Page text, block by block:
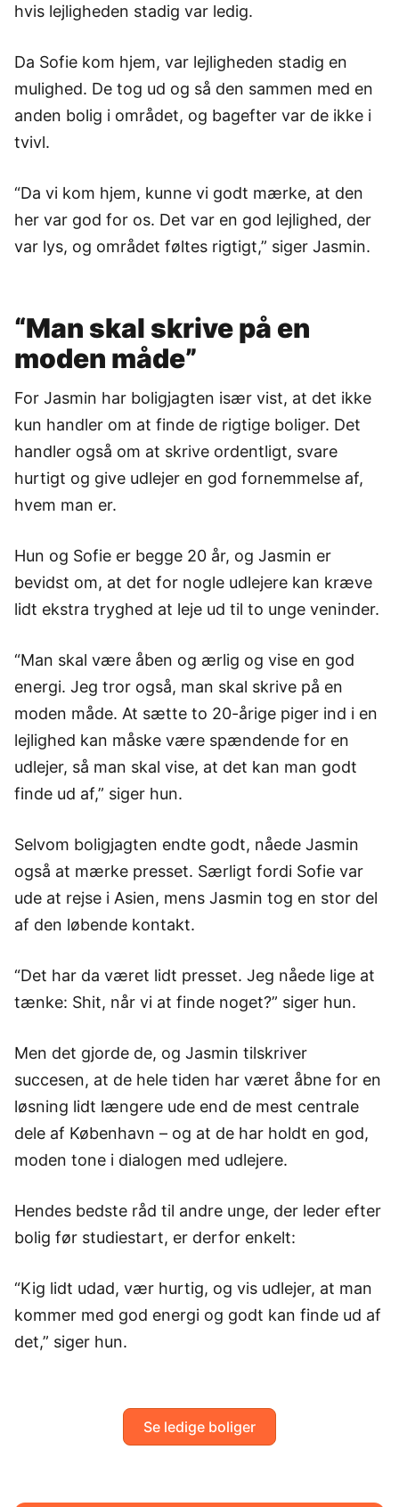
hvis lejligheden stadig var ledig.
Da Sofie kom hjem, var lejligheden stadig en
mulighed. De tog ud og så den sammen med en
anden bolig i området, og bagefter var de ikke i
tvivl.
“Da vi kom hjem, kunne vi godt mærke, at den
her var god for os. Det var en god lejlighed, der
var lys, og området føltes rigtigt,” siger Jasmin.
“Man skal skrive på en
moden måde”
For Jasmin har boligjagten især vist, at det ikke
kun handler om at finde de rigtige boliger. Det
handler også om at skrive ordentligt, svare
hurtigt og give udlejer en god fornemmelse af,
hvem man er.
Hun og Sofie er begge 20 år, og Jasmin er
bevidst om, at det for nogle udlejere kan kræve
lidt ekstra tryghed at leje ud til to unge veninder.
“Man skal være åben og ærlig og vise en god
energi. Jeg tror også, man skal skrive på en
moden måde. At sætte to 20-årige piger ind i en
lejlighed kan måske være spændende for en
udlejer, så man skal vise, at det kan man godt
finde ud af,” siger hun.
Selvom boligjagten endte godt, nåede Jasmin
også at mærke presset. Særligt fordi Sofie var
ude at rejse i Asien, mens Jasmin tog en stor del
af den løbende kontakt.
“Det har da været lidt presset. Jeg nåede lige at
tænke: Shit, når vi at finde noget?” siger hun.
Men det gjorde de, og Jasmin tilskriver
succesen, at de hele tiden har været åbne for en
løsning lidt længere ude end de mest centrale
dele af København – og at de har holdt en god,
moden tone i dialogen med udlejere.
Hendes bedste råd til andre unge, der leder efter
bolig før studiestart, er derfor enkelt:
“Kig lidt udad, vær hurtig, og vis udlejer, at man
kommer med god energi og godt kan finde ud af
det,” siger hun.
Se ledige boliger